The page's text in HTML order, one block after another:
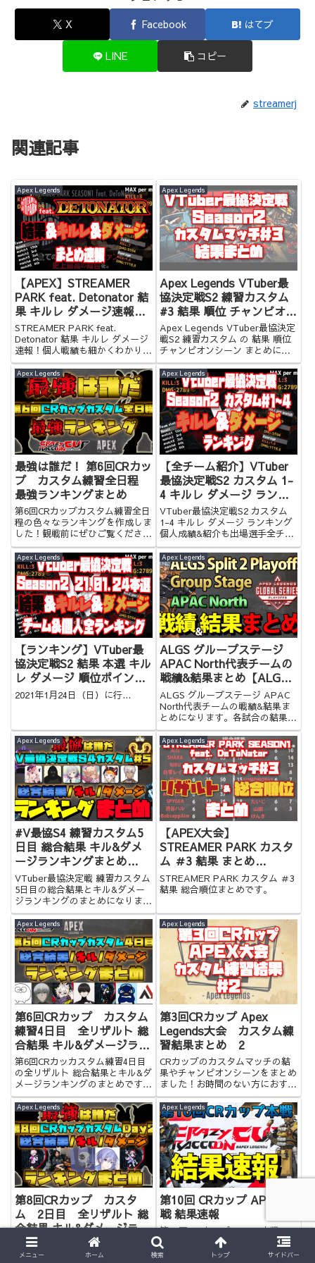
X Facebook はてブ
LINE コピー
streamerj
関連記事
Apex Legends
【APEX】STREAMER
PARK feat. Detonator 結
果 キルレ ダメージ速報！
個人戦績も細かくわかりま
す！【ApexLegend ストリ
ーマーパーク】
STREAMER PARK feat.
Detonator 結果 キルレ ダメージ
速報！個人戦績も細かくわかりま
す！
Apex Legends
Apex Legends VTuber最
協決定戦S2 練習カスタム
#3 結果 順位 チャンピオン
シーン まとめ
Apex Legends VTuber最協決定
戦S2 練習カスタム の 結果 順位
チャンピオンシーン まとめにな
ります！お時間のない方にオスス
メ！
Apex Legends
最強は誰だ！ 第6回CRカッ
プ カスタム練習全日程
最強ランキングまとめ
第6回CRカップカスタム練習全日
程の色々なランキングを作成しま
した！観戦前にぜひご覧くださ
い！
Apex Legends
【全チーム紹介】VTuber
最協決定戦S2 カスタム 1-
4 キルレ ダメージ ランキ
ング 個人成績&紹介
【Apex Legends】
VTuber最協決定戦S2 カスタム
1-4 キルレ ダメージ ランキング
個人成績&紹介も出場選手全チー
ム分あります！
Apex Legends
【ランキング】VTuber最
協決定戦S2 結果 本選 キル
レ ダメージ 順位ポイント
ランキング 全個人&チーム
2021年1月24日（日）に行...
Apex Legends
ALGS グループステージ
APAC North代表チームの
戦績&結果まとめ【ALGS
Split 2 Playoffs Group
Stage】
ALGS グループステージ APAC
North代表チームの戦績&結果ま
とめになります。各試合の結果が
一目でわかるので是非！
Apex Legends
#V最協S4 練習カスタム5
日目 総合結果 キル&ダメ
ージランキングまとめ
【VTuber最協決定戦】
VTuber最協決定戦 練習カスタム
5日目の総合結果とキル&ダメー
ジランキングのまとめになりま
す。お時間のない方はぜひ！
Apex Legends
【APEX大会】
STREAMER PARK カスタ
ム ＃3 結果 まとめ
【ApexLegends イベント
スクリム】
STREAMER PARK カスタム ＃3
結果 総合順位まとめです。
Apex Legends
第6回CRカップ カスタム
練習4日目 全リザルト 総
合結果 キル&ダメージラン
キングまとめ
第6回CRカッカスタム練習4日目
の全リザルト 総合結果とキル&ダ
メージランキングのまとめです！
お時間のない方はぜひ。
Apex Legends
第3回CRカップ Apex
Legends大会 カスタム練
習結果まとめ 2
CRカップのカスタムマッチの結
果やチャンピオンシーンをまとめ
ました！お時間のない方におすす
めです！
Apex Legends
第8回CRカップ カスタ
ム 2日目 全リザルト 総
合結果 キル&ダメージラン
キングまとめ
第8回CRカップカスタム2日目の
全リザルト 総合結果 キル&ダメ
Apex Legends
第10回 CRカップ APEX 本
戦 結果速報
第10回 CRカップ APEX 本戦の
結果を速報でまとめています。
メニュー ホーム 検索 トップ サイドバー